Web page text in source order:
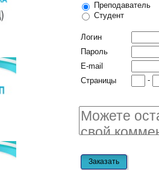
Преподаватель
Студент
Логин
Пароль
E-mail
Страницы
-